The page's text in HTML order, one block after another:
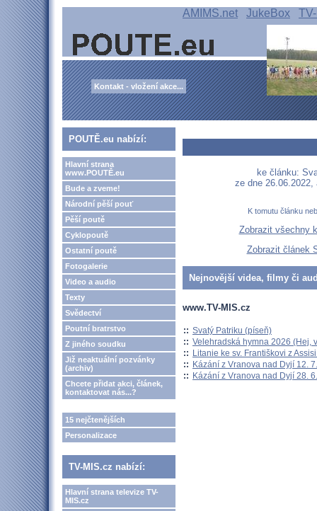
AMIMS.net JukeBox
Kontakt - vložení akce...
POUTĚ.eu nabízí:
Hlavní strana
www.POUTĚ.eu
Bude a zveme!
Národní pěší pouť
Pěší poutě
Cyklopoutě
Ostatní poutě
Fotogalerie
Video a audio
Texty
Svědectví
Poutní bratrstvo
Z jiného soudku
Již neaktuální pozvánky
(archiv)
Chcete přidat akci, článek,
kontaktovat nás...?
15 nejčtenějších
Personalizace
TV-MIS.cz nabízí:
Hlavní strana televize TV-
MIS.cz
ke článku:
ze dne
K tomutu článku
Zobrazit všechny
Zobrazit článek
Nejnovější videa, filmy či
www.TV-MIS.cz
:: Svatý Patriku (píseň)
:: Velehradská hymna 2026 (Hej,
:: Litanie ke sv. Františkovi z
:: Kázání z Vranova nad Dyjí 12.
:: Kázání z Vranova nad Dyjí 28.